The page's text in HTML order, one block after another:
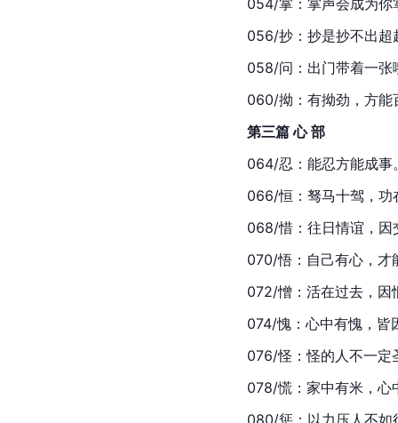
056/抄：抄是抄不出超
058/问：出门带着一张
060/拗：有拗劲，方能
第三篇 心 部
064/忍：能忍方能成事
066/恒：驽马十驾，功
068/惜：往日情谊，因
070/悟：自己有心，才
072/憎：活在过去，因
074/愧：心中有愧，皆
076/怪：怪的人不一定
078/慌：家中有米，心
080/惩：以力压人不如